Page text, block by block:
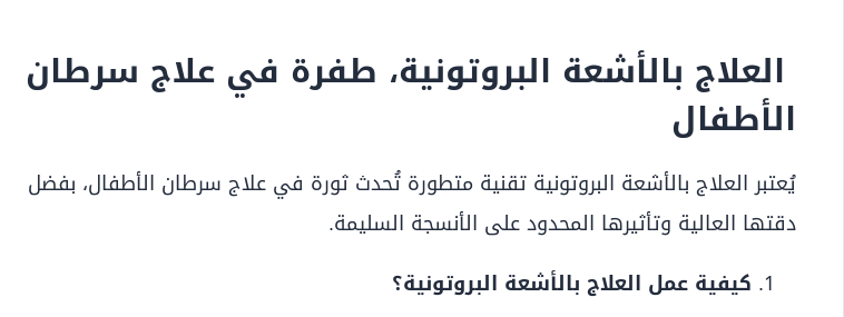
العلاج بالأشعة البروتونية، طفرة في علاج سرطان
الأطفال
يُعتبر العلاج بالأشعة البروتونية تقنية متطورة تُحدث ثورة في علاج سرطان الأطفال، بفضل
دقتها العالية وتأثيرها المحدود على الأنسجة السليمة.
كيفية عمل العلاج بالأشعة البروتونية؟